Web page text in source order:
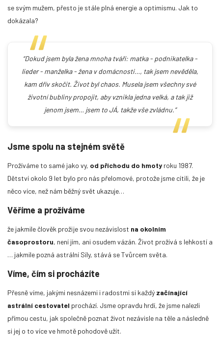
se svým mužem, přesto je stále plná energie a optimismu. Jak to
dokázala?
“Dokud jsem byla žena mnoha tváří: matka - podnikatelka -
lieder - manželka - žena v domácnosti…, tak jsem nevěděla,
kam dřív skočit. Život byl chaos. Musela jsem všechny své
životní bubliny propojit, aby vznikla jedna velká, a tak již
jenom jsem… jsem to JÁ, takže vše zvládnu.”
Jsme spolu na stejném světě
Prožíváme to samé jako vy, od příchodu do hmoty roku 1987.
Dětství okolo 9 let bylo pro nás přelomové, protože jsme cítili, že je
něco více, než nám běžný svět ukazuje…
Věříme a prožíváme
že jakmile člověk prožije svou nezávislost na okolním
časoprostoru, není jím, ani osudem vázán. Život prožívá s lehkostí a
… jakmile pozná astrální Síly, stává se Tvůrcem světa.
Víme, čím si procházíte
Přesně víme, jakými nesnázemi i radostmi si každý začínající
astrální cestovatel prochází. Jsme opravdu hrdí, že jsme nalezli
přímou cestu, jak společně poznat život nezávisle na těle a následně
si jej o to více ve hmotě pohodově užít.